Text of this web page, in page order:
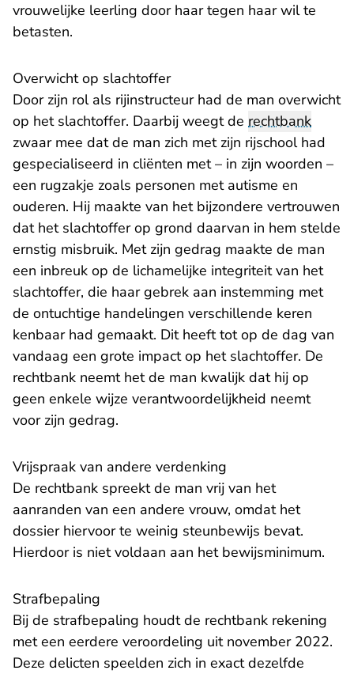
vrouwelijke leerling door haar tegen haar wil te
betasten.
Overwicht op slachtoffer
Door zijn rol als rijinstructeur had de man overwicht
op het slachtoffer. Daarbij weegt de rechtbank
zwaar mee dat de man zich met zijn rijschool had
gespecialiseerd in cliënten met – in zijn woorden –
een rugzakje zoals personen met autisme en
ouderen. Hij maakte van het bijzondere vertrouwen
dat het slachtoffer op grond daarvan in hem stelde
ernstig misbruik. Met zijn gedrag maakte de man
een inbreuk op de lichamelijke integriteit van het
slachtoffer, die haar gebrek aan instemming met
de ontuchtige handelingen verschillende keren
kenbaar had gemaakt. Dit heeft tot op de dag van
vandaag een grote impact op het slachtoffer. De
rechtbank neemt het de man kwalijk dat hij op
geen enkele wijze verantwoordelijkheid neemt
voor zijn gedrag.
Vrijspraak van andere verdenking
De rechtbank spreekt de man vrij van het
aanranden van een andere vrouw, omdat het
dossier hiervoor te weinig steunbewijs bevat.
Hierdoor is niet voldaan aan het bewijsminimum.
Strafbepaling
Bij de strafbepaling houdt de rechtbank rekening
met een eerdere veroordeling uit november 2022.
Deze delicten speelden zich in exact dezelfde